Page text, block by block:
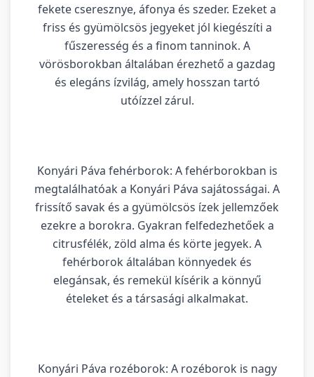
fekete cseresznye, áfonya és szeder. Ezeket a
friss és gyümölcsös jegyeket jól kiegészíti a
fűszeresség és a finom tanninok. A
vörösborokban általában érezhető a gazdag
és elegáns ízvilág, amely hosszan tartó
utóízzel zárul.
Konyári Páva fehérborok: A fehérborokban is
megtalálhatóak a Konyári Páva sajátosságai. A
frissítő savak és a gyümölcsös ízek jellemzőek
ezekre a borokra. Gyakran felfedezhetőek a
citrusfélék, zöld alma és körte jegyek. A
fehérborok általában könnyedek és
elegánsak, és remekül kísérik a könnyű
ételeket és a társasági alkalmakat.
Konyári Páva rozéborok: A rozéborok is nagy